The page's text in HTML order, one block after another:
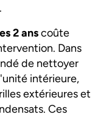
2 anscoûte
Dans
de nettoyer
intérieure,
extérieures et
Ces